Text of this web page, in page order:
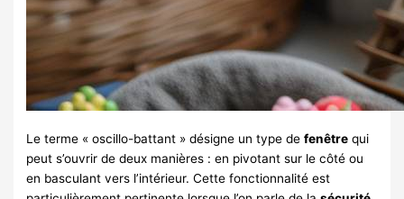
Le terme « oscillo-battant » désigne un type defenêtre qui
peut s’ouvrir de deux manières : en pivotant sur le côté ou
en basculant vers l’intérieur. Cette fonctionnalité est